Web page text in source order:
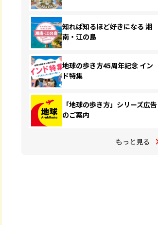
知れば知るほど好きになる 湘
南・江の島
地球の歩き方45周年記念 イン
ド特集
「地球の歩き方」シリーズ広告
のご案内
もっと見る